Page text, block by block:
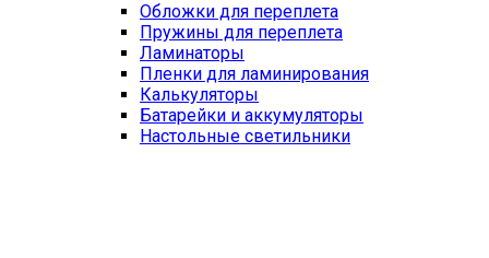
Обложки для переплета
Пружины для переплета
Ламинаторы
Пленки для ламинирования
Калькуляторы
Батарейки и аккумуляторы
Настольные светильники